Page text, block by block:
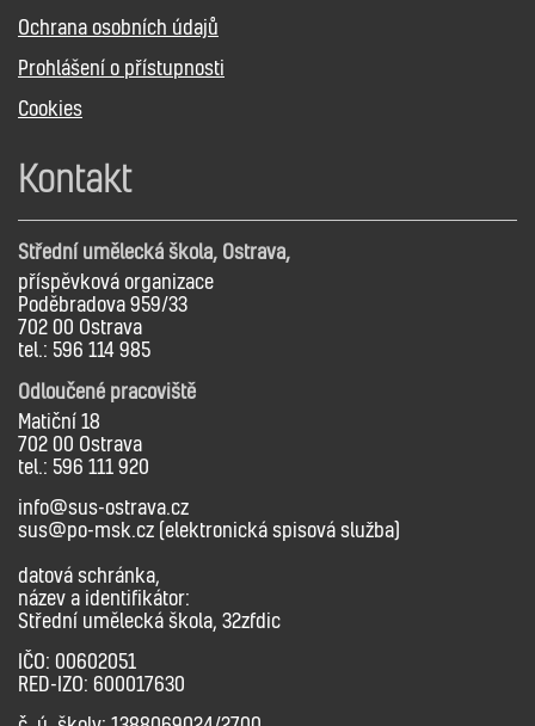
Ochrana osobních údajů
Prohlášení o přístupnosti
Cookies
Kontakt
Střední umělecká škola, Ostrava,
příspěvková organizace
Poděbradova 959/33
702 00 Ostrava
tel.: 596 114 985
Odloučené pracoviště
Matiční 18
702 00 Ostrava
tel.: 596 111 920
info@sus-ostrava.cz
sus@po-msk.cz (elektronická spisová služba)
datová schránka,
název a identifikátor:
Střední umělecká škola, 32zfdic
IČO: 00602051
RED-IZO: 600017630